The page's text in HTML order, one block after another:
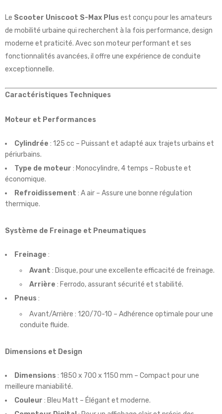
Le Scooter Uniscoot S-Max Plus est conçu pour les amateurs
de mobilité urbaine qui recherchent à la fois performance, design
moderne et praticité. Avec son moteur performant et ses
fonctionnalités avancées, il offre une expérience de conduite
exceptionnelle.
Caractéristiques Techniques
Moteur et Performances
Cylindrée : 125 cc – Puissant et adapté aux trajets urbains et
périurbains.
Type de moteur : Monocylindre, 4 temps – Robuste et
économique.
Refroidissement : A air – Assure une bonne régulation
thermique.
Système de Freinage et Pneumatiques
Freinage :
Avant : Disque, pour une excellente efficacité de freinage.
Arrière : Ferrodo, assurant sécurité et stabilité.
Pneus :
Avant/Arrière : 120/70-10 – Adhérence optimale pour une
conduite fluide.
Dimensions et Design
Dimensions : 1850 x 700 x 1150 mm – Compact pour une
meilleure maniabilité.
Couleur : Bleu Matt – Élégant et moderne.